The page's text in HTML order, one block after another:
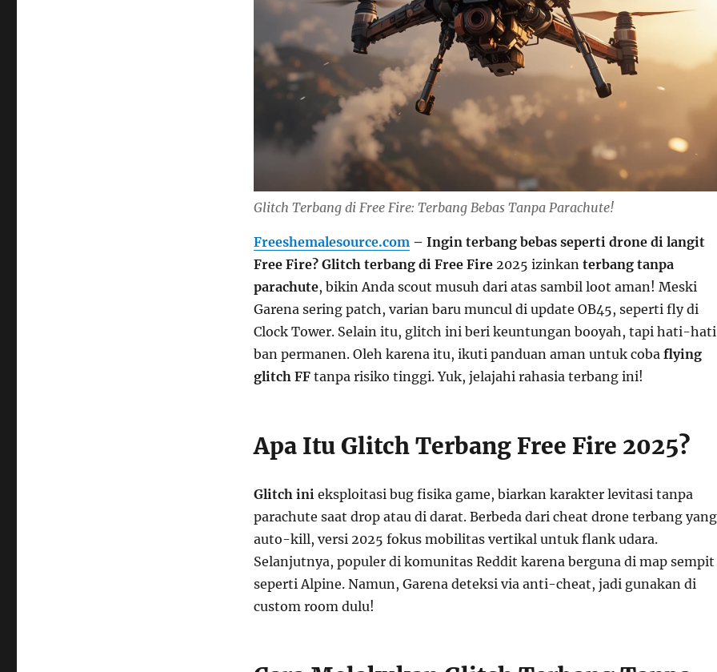
Glitch Terbang di Free Fire: Terbang Bebas Tanpa Parachute!
Freeshemalesource.com– Ingin terbang bebas seperti drone di langit
Free Fire? Glitch terbang di Free Fire2025 izinkan terbang tanpa
parachute, bikin Anda scout musuh dari atas sambil loot aman! Meski
Garena sering patch, varian baru muncul di update OB45, seperti fly di
Clock Tower. Selain itu, glitch ini beri keuntungan booyah, tapi hati-hati
ban permanen. Oleh karena itu, ikuti panduan aman untuk coba flying
glitch FFtanpa risiko tinggi. Yuk, jelajahi rahasia terbang ini!
Apa Itu Glitch Terbang Free Fire 2025?
Glitch inieksploitasi bug fisika game, biarkan karakter levitasi tanpa
parachute saat drop atau di darat. Berbeda dari cheat drone terbang yang
auto-kill, versi 2025 fokus mobilitas vertikal untuk flank udara.
Selanjutnya, populer di komunitas Reddit karena berguna di map sempit
seperti Alpine. Namun, Garena deteksi via anti-cheat, jadi gunakan di
custom room dulu!